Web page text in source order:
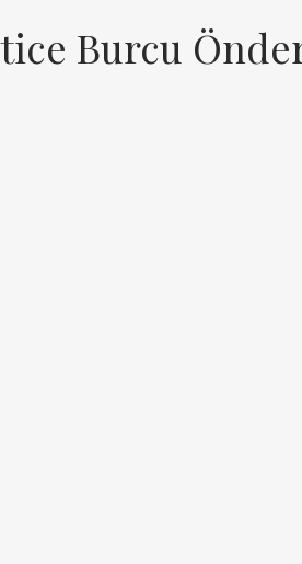
Burcu